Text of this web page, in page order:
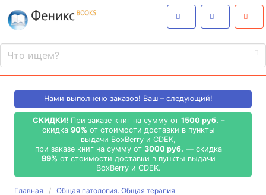
Нами выполнено заказов! Ваш – следующий!
СКИДКИ! При заказе книг на сумму от 1500 руб. –
скидка 90% от стоимости доставки в пункты
выдачи BoxBerry и CDEK,
при заказе книг на сумму от 3000 руб. — скидка
99% от стоимости доставки в пункты выдачи
BoxBerry и CDEK.
Главная
Общая патология. Общая терапия